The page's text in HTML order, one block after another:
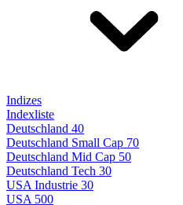
Indizes
Indexliste
Deutschland 40
Deutschland Small Cap 70
Deutschland Mid Cap 50
Deutschland Tech 30
USA Industrie 30
USA 500